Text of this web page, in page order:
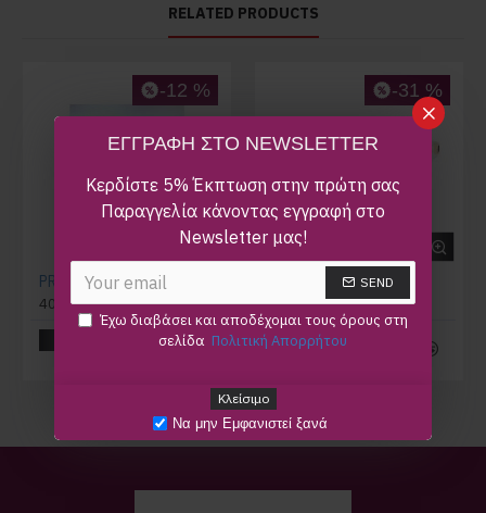
ΕΓΓΡΑΦΗ ΣΤΟ NEWSLETTER
Κερδίστε 5% Έκπτωση στην πρώτη σας
Παραγγελία κάνοντας εγγραφή στο
Newsletter μας!
SEND
Έχω διαβάσει και αποδέχομαι τους όρους στη
σελίδα Πολιτική Απορρήτου
Κλείσιμο
Να μην Εμφανιστεί ξανά
RELATED PRODUCTS
-12 %
PRADA SPR 15W 389-0A7
400,00€ 455,00€
-31 %
9FIVE AVENUE LTD
170,00€ 245,00€
Καλάθι